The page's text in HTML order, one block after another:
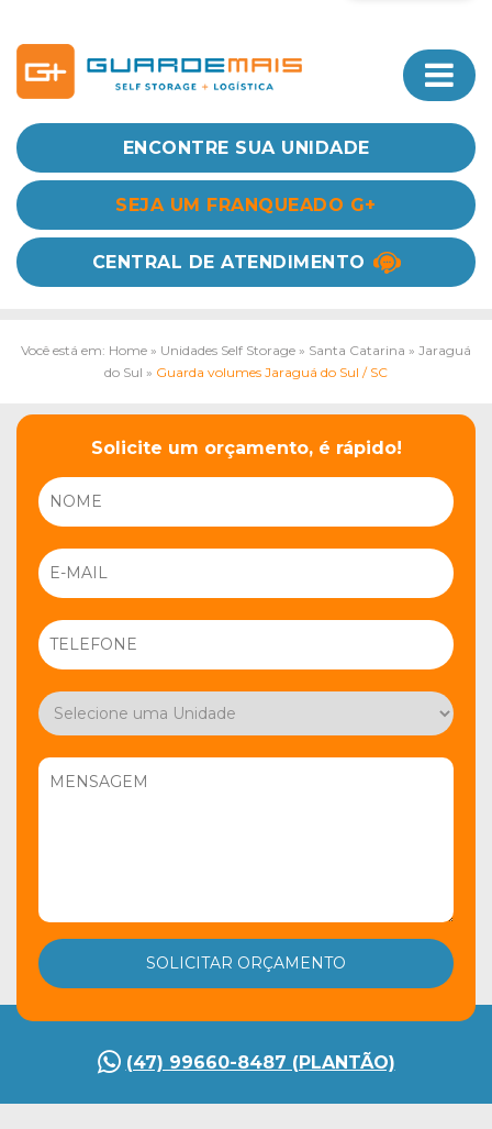
ENCONTRE SUA UNIDADE
SEJA UM FRANQUEADO G+
CENTRAL DE ATENDIMENTO
Você está em: Home » Unidades Self Storage » Santa Catarina » Jaraguá
do Sul » Guarda volumes Jaraguá do Sul / SC
Solicite um orçamento, é rápido!
(47) 99660-8487 (PLANTÃO)